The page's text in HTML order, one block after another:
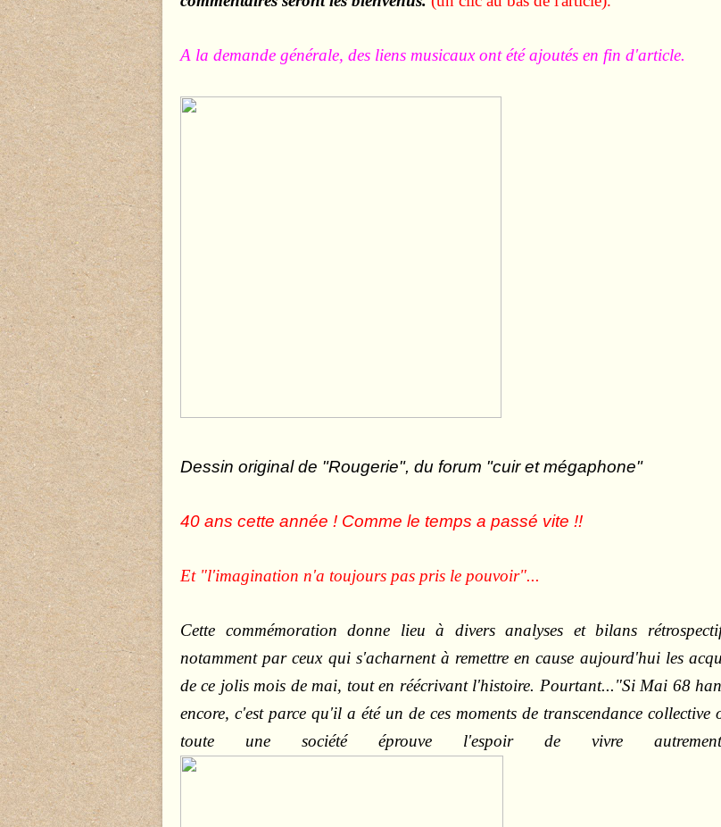
A la demande générale, des liens musicaux ont été ajoutés en fin d'article.
Dessin original de "Rougerie", du forum "cuir et mégaphone"
40 ans cette année ! Comme le temps a passé vite !!
Et "l'imagination n'a toujours pas pris le pouvoir"...
Cette commémoration donne lieu à divers analyses et bilans
notamment par ceux qui s'acharnent à remettre en cause aujourd'hui les
de ce jolis mois de mai, tout en réécrivant l'histoire. Pourtant..."Si Mai 68
encore, c'est parce qu'il a été un de ces moments de transcendance collective
toute une société éprouve l'espoir de vivre